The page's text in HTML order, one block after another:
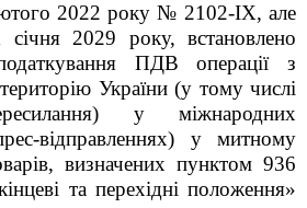
2022 року № 2102-IX, але
2029 року, встановлено
ПДВ операції з
України (у тому числі
у міжнародних
відправленнях) у митному
визначених пунктом 936
та перехідні положення»